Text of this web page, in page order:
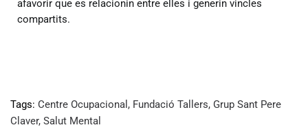
afavorir que es relacionin entre elles i generin vincles
compartits.
Tags: Centre Ocupacional , Fundació Tallers, Grup Sant Pere
Claver, Salut Mental